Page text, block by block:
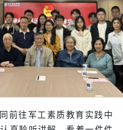
前往军工素质教育实践中